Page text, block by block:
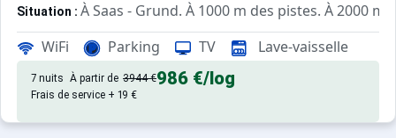
Situation : À Saas - Grund. À 1000 m des pistes. À 2000
Appartement de particulier : d'excellente qualité, de 80 m²
WiFi Parking TV Lave-vaisselle
7 nuits À partir de 3944 €986 €/log
Frais de service + 19 €